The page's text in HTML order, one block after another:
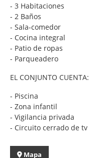
- 3 Habitaciones
- 2 Baños
- Sala-comedor
- Cocina integral
- Patio de ropas
- Parqueadero
EL CONJUNTO CUENTA:
- Piscina
- Zona infantil
- Vigilancia privada
- Circuito cerrado de tv
Mapa